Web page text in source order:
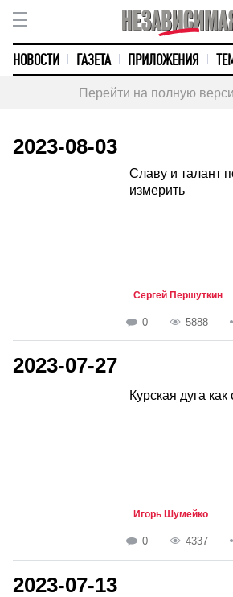
НОВОСТИ ГАЗЕТА ПРИЛОЖЕНИЯ
Перейти на полную
2023-08-03
Славу и талант
измерить
Сергей Першуткин
0 5888
2023-07-27
Курская дуга
Игорь Шумейко
0 4337
2023-07-13